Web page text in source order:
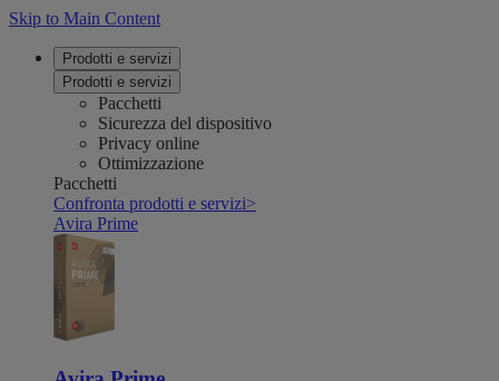
Skip to Main Content
Prodotti e servizi
Prodotti e servizi
Pacchetti
Sicurezza del dispositivo
Privacy online
Ottimizzazione
Pacchetti
Confronta prodotti e servizi>
Avira Prime